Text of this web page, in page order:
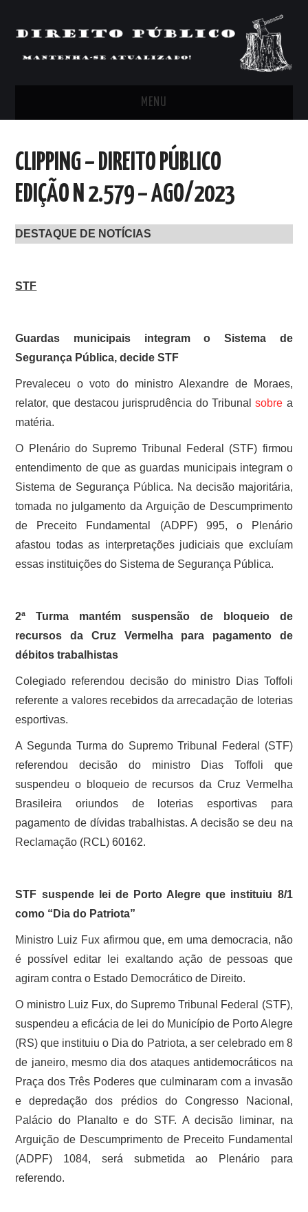
MENU
ARTIGOS, COMENTÁRIOS E PONTOS
DE VISTA
CLIPPING’S
CLIPPING – DIREITO PÚBLICO
EDIÇÃO N 2.579 – AGO/2023
DESTAQUE DE NOTÍCIAS
STF
Guardas municipais integram o Sistema de
Segurança Pública, decide STF
Prevaleceu o voto do ministro Alexandre de Moraes,
relator, que destacou jurisprudência do Tribunalsobre a
matéria.
O Plenário do Supremo Tribunal Federal (STF) firmou
entendimento de que as guardas municipais integram o
Sistema de Segurança Pública. Na decisão majoritária,
tomada no julgamento da Arguição de Descumprimento
de Preceito Fundamental (ADPF) 995, o Plenário
afastou todas as interpretações judiciais que excluíam
essas instituições do Sistema de Segurança Pública.
2ª Turma mantém suspensão de bloqueio de
recursos da Cruz Vermelha para pagamento de
débitos trabalhistas
Colegiado referendou decisão do ministro Dias Toffoli
referente a valores recebidos da arrecadação de loterias
esportivas.
A Segunda Turma do Supremo Tribunal Federal (STF)
referendou decisão do ministro Dias Toffoli que
suspendeu o bloqueio de recursos da Cruz Vermelha
Brasileira oriundos de loterias esportivas para
pagamento de dívidas trabalhistas. A decisão se deu na
Reclamação (RCL) 60162.
STF suspende lei de Porto Alegre que instituiu 8/1
como “Dia do Patriota”
Ministro Luiz Fux afirmou que, em uma democracia, não
é possível editar lei exaltando ação de pessoas que
agiram contra o Estado Democrático de Direito.
O ministro Luiz Fux, do Supremo Tribunal Federal (STF),
suspendeu a eficácia de lei do Município de Porto Alegre
(RS) que instituiu o Dia do Patriota, a ser celebrado em 8
de janeiro, mesmo dia dos ataques antidemocráticos na
Praça dos Três Poderes que culminaram com a invasão
e depredação dos prédios do Congresso Nacional,
Palácio do Planalto e do STF. A decisão liminar, na
Arguição de Descumprimento de Preceito Fundamental
(ADPF) 1084, será submetida ao Plenário para
referendo.